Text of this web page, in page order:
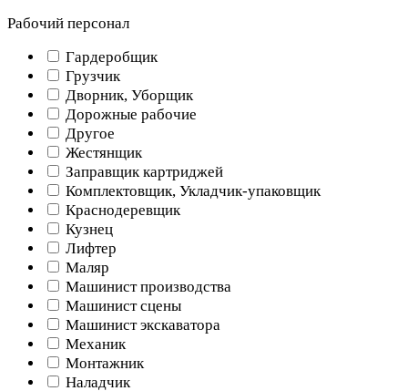
Рабочий персонал
Гардеробщик
Грузчик
Дворник, Уборщик
Дорожные рабочие
Другое
Жестянщик
Заправщик картриджей
Комплектовщик, Укладчик-упаковщик
Краснодеревщик
Кузнец
Лифтер
Маляр
Машинист производства
Машинист сцены
Машинист экскаватора
Механик
Монтажник
Наладчик